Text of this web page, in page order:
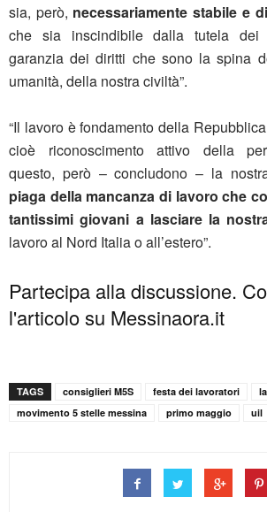
sia, però, necessariamente stabile e
che sia inscindibile dalla tutela dei
garanzia dei diritti che sono la spina
umanità, della nostra civiltà”.
“Il lavoro è fondamento della
cioè riconoscimento attivo della
questo, però – concludono – la
piaga della mancanza di lavoro che
tantissimi giovani a lasciare la
lavoro al Nord Italia o all’estero”.
Partecipa alla discussione.
l'articolo su Messinaora.it
TAGS consiglieri M5S festa dei lavoratori
movimento 5 stelle messina
primo maggio uil